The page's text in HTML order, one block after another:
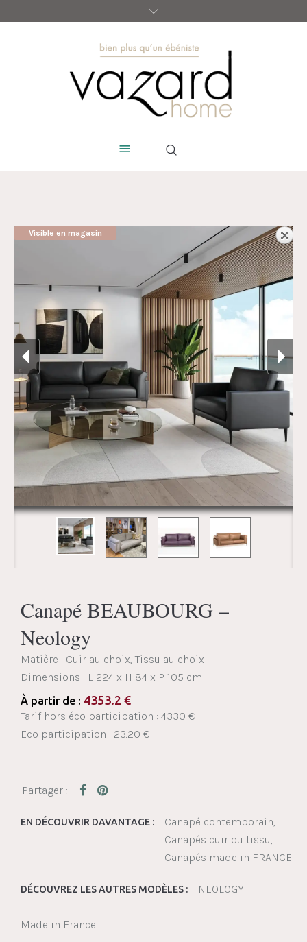
Visible en magasin
Canapé BEAUBOURG –
Neology
Matière : Cuir au choix, Tissu au choix
Dimensions : L 224 x H 84 x P 105 cm
À partir de : 4353.2 €
Tarif hors éco participation : 4330 €
Eco participation : 23.20 €
EN DÉCOUVRIR DAVANTAGE :
Canapé contemporain
Canapés cuir ou tissu
Canapés made in FRANCE
DÉCOUVREZ LES AUTRES MODÈLES : NEOLOGY
Made in France